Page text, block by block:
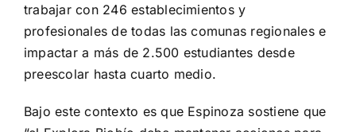
trabajar con 246 establecimientos y
profesionales de todas las comunas regionales e
impactar a más de 2.500 estudiantes desde
preescolar hasta cuarto medio.
Bajo este contexto es que Espinoza sostiene que